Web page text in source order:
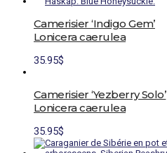
Camerisier ‘Indigo Gem’
Lonicera caerulea
35.95$
Camerisier ‘Yezberry Solo’
Lonicera caerulea
35.95$